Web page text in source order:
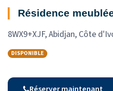
Résidence
8WX9+XJF, Abidjan, Côte
DISPONIBLE